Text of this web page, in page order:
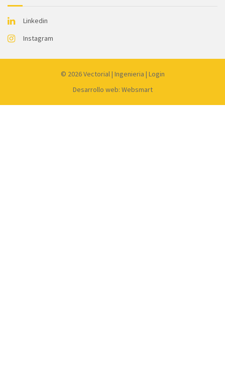
Linkedin
Instagram
© 2026Vectorial| Ingenieria | Login
Desarrollo web: Websmart